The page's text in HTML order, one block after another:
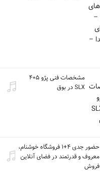
مشخصات فنی پژو ۴۰۵
SLX در بوق
حضور جدی ۴+۱ فروشگاه خوشنام،
معروف و قدرتمند در فضای آنلاین
فروش